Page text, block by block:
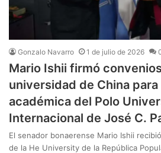
Gonzalo Navarro 1 de julio de 2026
Mario Ishii firmó
universidad de China
académica del Polo
Internacional de José C.
El senador bonaerense Mario Ishii
de la He University de la República